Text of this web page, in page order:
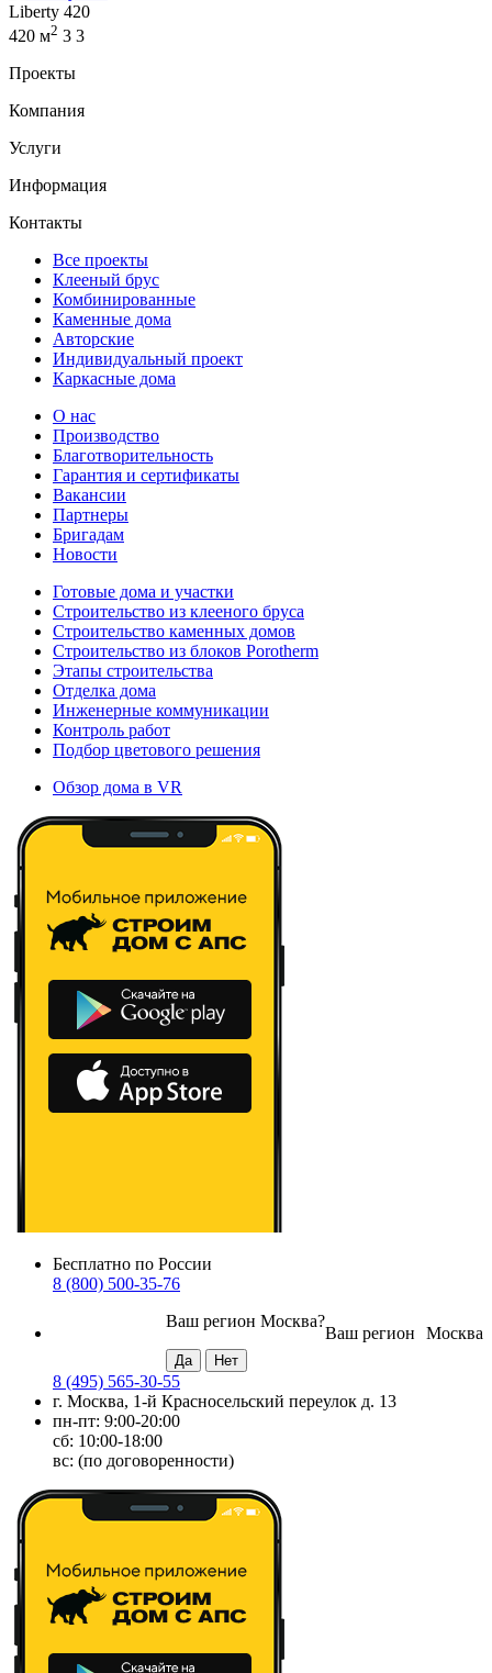
Liberty 420
420 м2 3 3
Проекты
Компания
Услуги
Информация
Контакты
Все проекты
Клееный брус
Комбинированные
Каменные дома
Авторские
Индивидуальный проект
Каркасные дома
О нас
Производство
Благотворительность
Гарантия и сертификаты
Вакансии
Партнеры
Бригадам
Новости
Готовые дома и участки
Строительство из клееного бруса
Строительство каменных домов
Строительство из блоков Porotherm
Этапы строительства
Отделка дома
Инженерные коммуникации
Контроль работ
Подбор цветового решения
Обзор дома в VR
Бесплатно по России
8 (800) 500-35-76
Москва
Ваш регион
Ваш регион Москва?
8 (495) 565-30-55
г. Москва, 1-й Красносельский переулок д. 13
пн-пт: 9:00-20:00
сб: 10:00-18:00
вс: (по договоренности)